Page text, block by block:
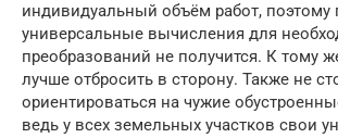
индивидуальный объём работ, поэтому
универсальные вычисления для
преобразований не получится. К тому
лучше отбросить в сторону. Также не
ориентироваться на чужие
ведь у всех земельных участков свои